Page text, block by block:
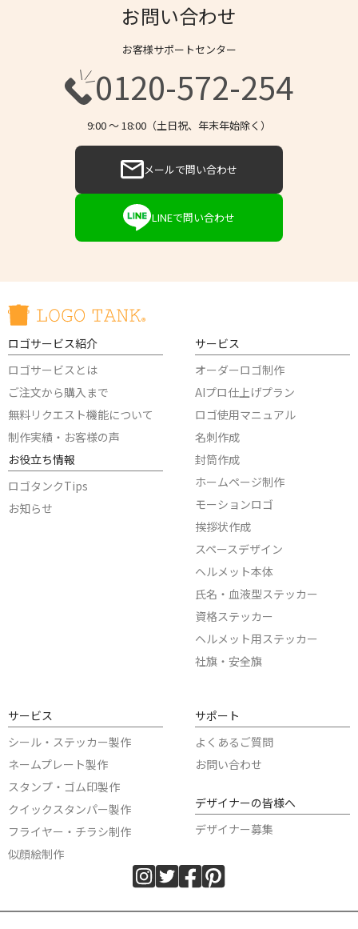
お問い合わせ
お客様サポートセンター
0120-572-254
9:00 〜 18:00（土日祝、年末年始除く）
メールで問い合わせ
LINEで問い合わせ
ロゴサービス紹介
ロゴサービスとは
ご注文から購入まで
無料リクエスト機能について
制作実績・お客様の声
お役立ち情報
ロゴタンクTips
お知らせ
サービス
オーダーロゴ制作
AIプロ仕上げプラン
ロゴ使用マニュアル
名刺作成
封筒作成
ホームページ制作
モーションロゴ
挨拶状作成
スペースデザイン
ヘルメット本体
氏名・血液型ステッカー
資格ステッカー
ヘルメット用ステッカー
社旗・安全旗
サービス
シール・ステッカー製作
ネームプレート製作
スタンプ・ゴム印製作
クイックスタンパー製作
フライヤー・チラシ制作
似顔絵制作
サポート
よくあるご質問
お問い合わせ
デザイナーの皆様へ
デザイナー募集